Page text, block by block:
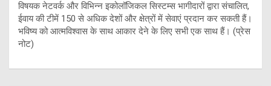
विषयक नेटवर्क और विभिन्न इकोलॉजिकल सिस्टम्स भागीदारों द्वारा संचालित,
ईवाय की टीमें 150 से अधिक देशों और क्षेत्रों में सेवाएं प्रदान कर सकती हैं।
भविष्य को आत्मविश्वास के साथ आकार देने के लिए सभी एक साथ हैं। (प्रेस
नोट)